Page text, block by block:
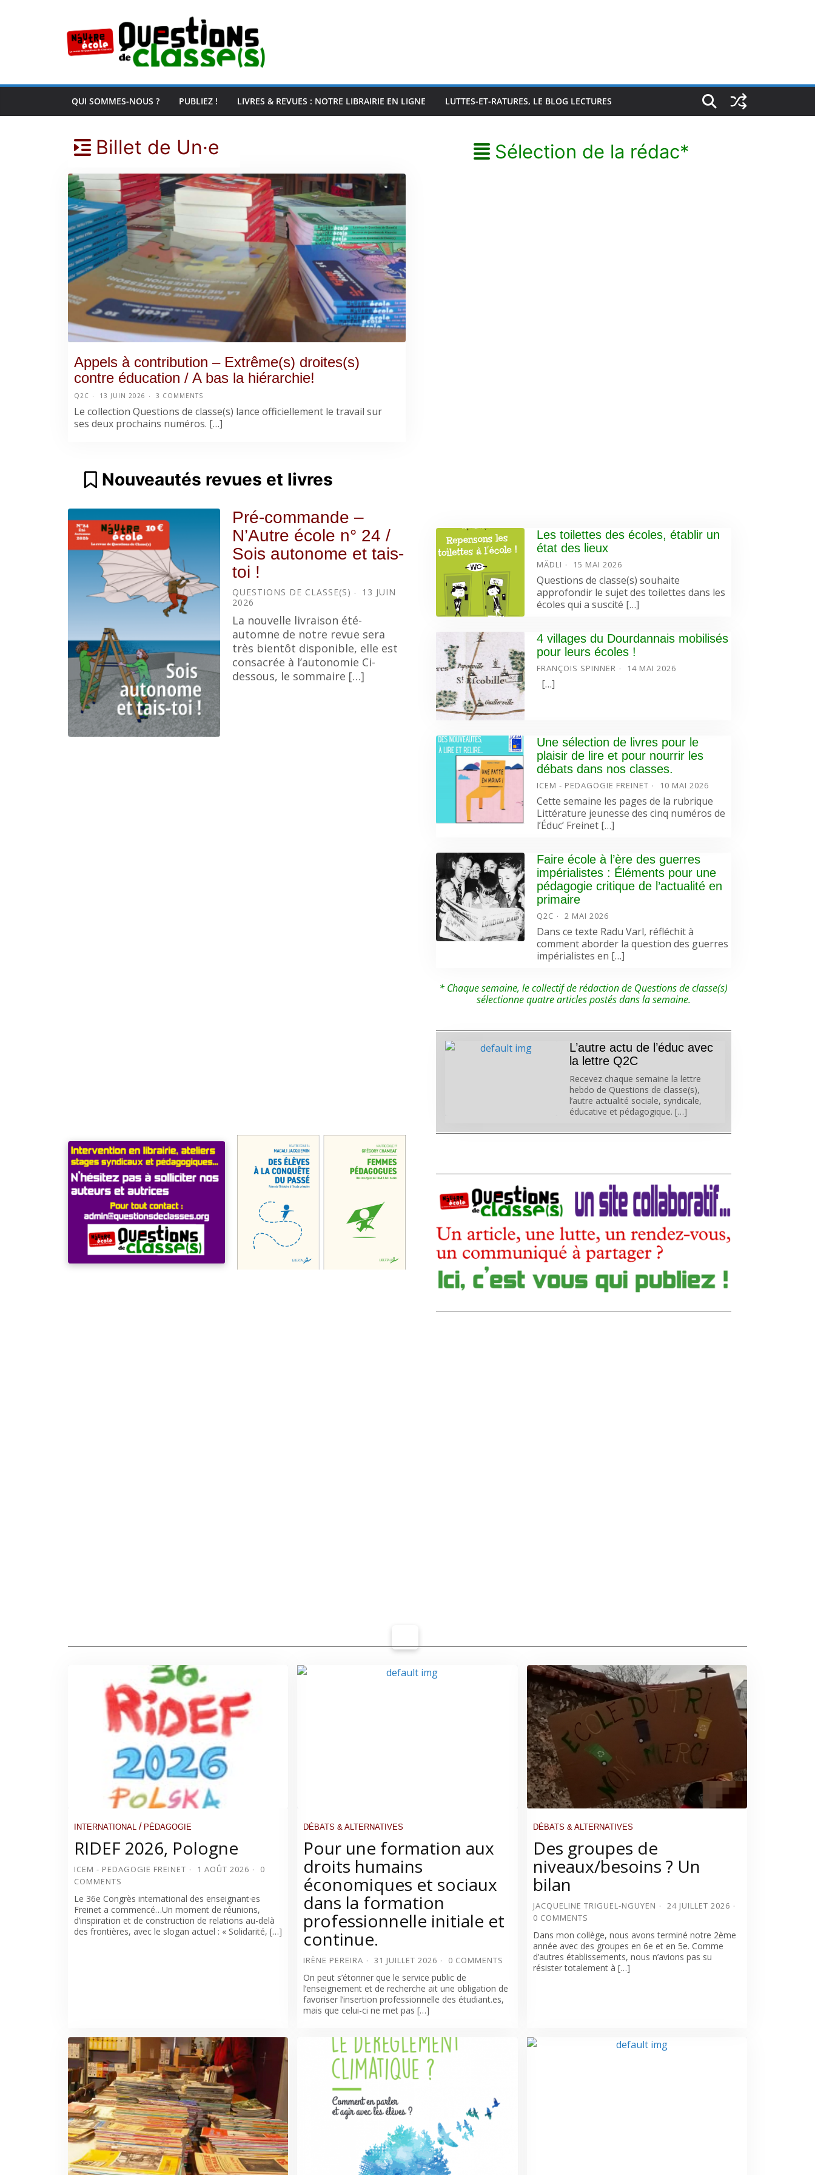
QUI SOMMES-NOUS ? PUBLIEZ ! LIVRES & REVUES : NOTRE LIBRAIRIE EN LIGNE LUTTES-ET-RATURES, LE BLOG LECTURES
Billet de Un·e
Appels à contribution – Extrême(s) droites(s)
contre éducation / A bas la hiérarchie!
Q2C 13 JUIN 2026 3 COMMENTS
Le collection Questions de classe(s) lance officiellement le travail sur
ses deux prochains numéros. […]
Nouveautés revues et livres
Pré-commande –
N’Autre école n° 24 /
Sois autonome et tais-
toi !
QUESTIONS DE CLASSE(S)
13 JUIN
2026
La nouvelle livraison été-
automne de notre revue sera
très bientôt disponible, elle est
consacrée à l’autonomie Ci-
dessous, le sommaire […]
Sélection de la rédac*
Les toilettes des écoles, établir un
état des lieux
MÄDLI 15 MAI 2026
Questions de classe(s) souhaite
approfondir le sujet des toilettes dans les
écoles qui a suscité […]
4 villages du Dourdannais mobilisés
pour leurs écoles !
FRANÇOIS SPINNER 14 MAI 2026
[…]
Une sélection de livres pour le
plaisir de lire et pour nourrir les
débats dans nos classes.
ICEM - PEDAGOGIE FREINET 10 MAI 2026
Cette semaine les pages de la rubrique
Littérature jeunesse des cinq numéros de
l’Éduc’ Freinet […]
Faire école à l’ère des guerres
impérialistes : Éléments pour une
pédagogie critique de l’actualité en
primaire
Q2C 2 MAI 2026
Dans ce texte Radu Varl, réfléchit à
comment aborder la question des guerres
impérialistes en […]
* Chaque semaine, le collectif de rédaction de Questions de classe(s)
sélectionne quatre articles postés dans la semaine.
L’autre actu de l’éduc avec
la lettre Q2C
Recevez chaque semaine la lettre
hebdo de Questions de classe(s),
l’autre actualité sociale, syndicale,
éducative et pédagogique. […]
INTERNATIONAL / PÉDAGOGIE
RIDEF 2026, Pologne
ICEM - PEDAGOGIE FREINET 1 AOÛT 2026
0
COMMENTS
Le 36e Congrès international des enseignant·es
Freinet a commencé…Un moment de réunions,
d’inspiration et de construction de relations au-delà
des frontières, avec le slogan actuel : « Solidarité, […]
DÉBATS & ALTERNATIVES
Pour une formation aux
droits humains
économiques et sociaux
dans la formation
professionnelle initiale et
continue.
IRÈNE PEREIRA 31 JUILLET 2026 0 COMMENTS
On peut s’étonner que le service public de
l’enseignement et de recherche ait une obligation de
favoriser l’insertion professionnelle des étudiant.es,
mais que celui-ci ne met pas […]
DÉBATS & ALTERNATIVES
Des groupes de
niveaux/besoins ? Un
bilan
JACQUELINE TRIGUEL-NGUYEN
24 JUILLET 2026
0 COMMENTS
Dans mon collège, nous avons terminé notre 2ème
année avec des groupes en 6e et en 5e. Comme
d’autres établissements, nous n’avions pas su
résister totalement à […]